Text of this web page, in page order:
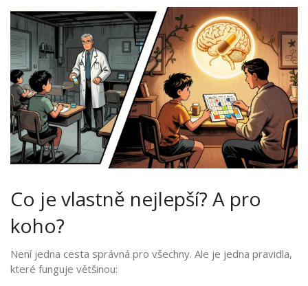
Co je vlastně nejlepší? A pro
koho?
Není jedna cesta správná pro všechny. Ale je jedna pravidla,
které funguje většinou: